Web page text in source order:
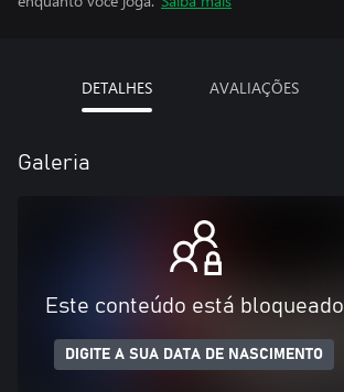
DETALHES AVALIAÇÕES
Galeria
Este conteúdo está bloqueado
DIGITE A SUA DATA DE NASCIMENTO